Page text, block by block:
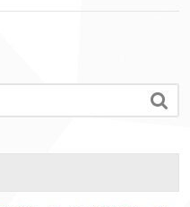
